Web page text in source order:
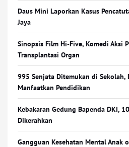
Daus Mini Laporkan Kasus
Jaya
Sinopsis Film Hi-Five, Komedi Aksi
Transplantasi Organ
995 Senjata Ditemukan di Sekolah,
Manfaatkan Pendidikan
Kebakaran Gedung Bapenda DKI,
Dikerahkan
Gangguan Kesehatan Mental Anak